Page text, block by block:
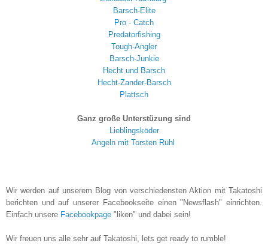
Barsch-Elite
Pro - Catch
Predatorfishing
Tough-Angler
Barsch-Junkie
Hecht und Barsch
Hecht-Zander-Barsch
Plattsch
Ganz große Unterstüzung sind
Lieblingsköder
Angeln mit Torsten Rühl
Wir werden auf unserem Blog von verschiedensten Aktion mit Takatoshi
berichten und auf unserer Facebookseite einen "Newsflash" einrichten.
Einfach unsere Facebookpage "liken" und dabei sein!
Wir freuen uns alle sehr auf Takatoshi, lets get ready to rumble!